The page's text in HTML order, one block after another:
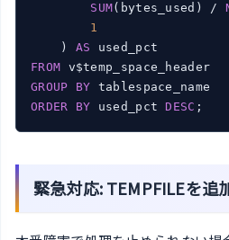
SUM(bytes_used) /
1
    )
AS
FROM
GROUP
BY
ORDER
BY used_pct DESC ;
緊急対応: TEMPFILEを追